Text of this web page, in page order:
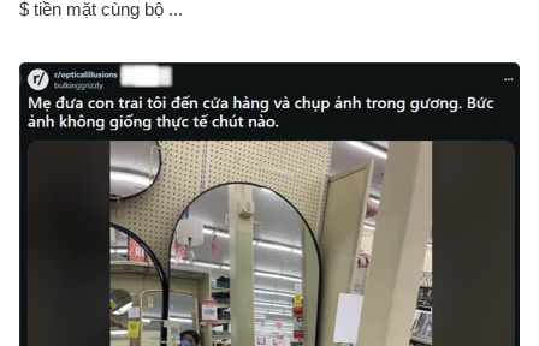
$ tiền mặt cùng bộ ...